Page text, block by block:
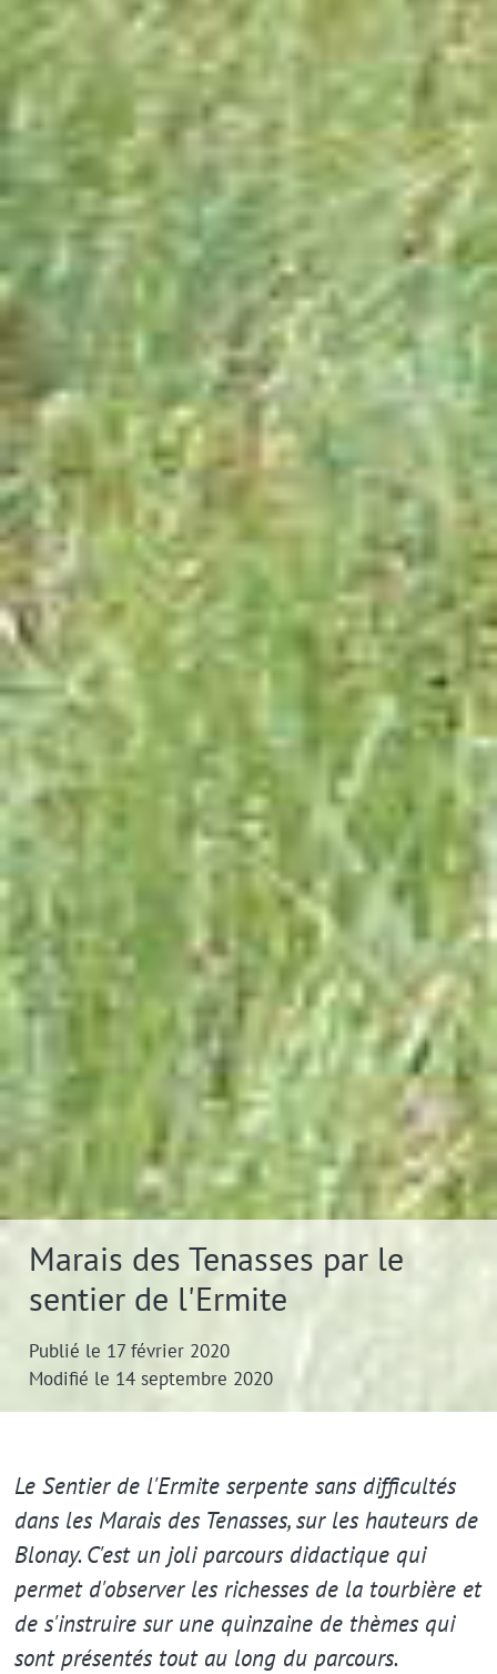
Marais des Tenasses par le
sentier de l'Ermite
Publié le 17 février 2020
Modifié le 14 septembre 2020
Extrait
Le Sentier de l'Ermite serpente sans difficultés
dans les Marais des Tenasses, sur les hauteurs de
Blonay. C'est un joli parcours didactique qui
permet d'observer les richesses de la tourbière et
de s'instruire sur une quinzaine de thèmes qui
sont présentés tout au long du parcours.